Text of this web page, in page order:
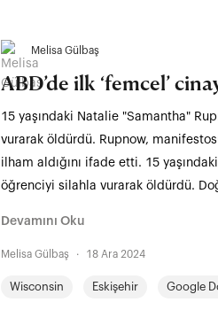
Melisa Gülbaş
ABD’de ilk ‘femcel’
15 yaşındaki Natalie "Samantha"
vurarak öldürdü. Rupnow,
ilham aldığını ifade etti. 15
öğrenciyi silahla vurarak öldürdü.
Devamını Oku
Melisa Gülbaş · 18 Ara 2024
Wisconsin Eskişehir Google